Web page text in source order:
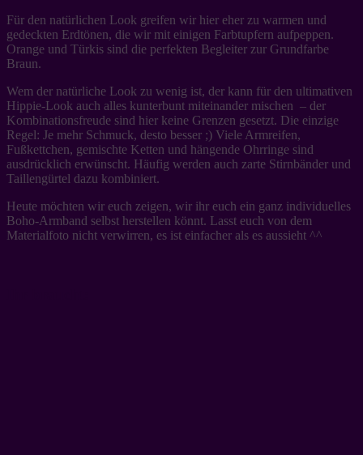
Für den natürlichen Look greifen wir hier eher zu warmen und
gedeckten Erdtönen, die wir mit einigen Farbtupfern aufpeppen.
Orange und Türkis sind die perfekten Begleiter zur Grundfarbe
Braun.
Wem der natürliche Look zu wenig ist, der kann für den ultimativen
Hippie-Look auch alles kunterbunt miteinander mischen – der
Kombinationsfreude sind hier keine Grenzen gesetzt. Die einzige
Regel: Je mehr Schmuck, desto besser ;) Viele Armreifen,
Fußkettchen, gemischte Ketten und hängende Ohrringe sind
ausdrücklich erwünscht. Häufig werden auch zarte Stirnbänder und
Taillengürtel dazu kombiniert.
Heute möchten wir euch zeigen, wir ihr euch ein ganz individuelles
Boho-Armband selbst herstellen könnt. Lasst euch von dem
Materialfoto nicht verwirren, es ist einfacher als es aussieht ^^